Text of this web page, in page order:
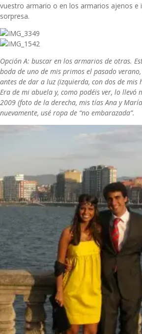
vuestro armario o en los armarios ajenos e
sorpresa.
Opción A: buscar en los armarios de otras.
boda de uno de mis primos el pasado
antes de dar a luz (izquierda, con dos de mis
Era de mi abuela y, como podéis ver, lo llevó
2009 (foto de la derecha, mis tías Ana y
nuevamente, usé ropa de “no embarazada”.